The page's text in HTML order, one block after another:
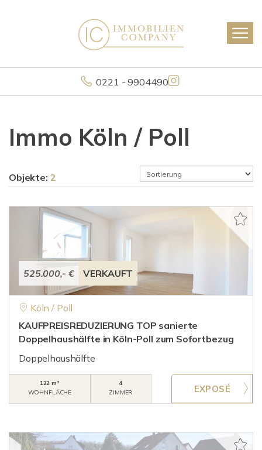
0221 - 9904490
Immo Köln / Poll
Objekte: 2
525.000,- € VERKAUFT
Köln / Poll
KAUFPREISREDUZIERUNG TOP sanierte
Doppelhaushälfte in Köln-Poll zum Sofortbezug
Doppelhaushälfte
122 m²
WOHNFLÄCHE
4
ZIMMER